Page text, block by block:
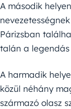
A második
Párizsban
talán a legendás
A harmadik
közül néhány
származó olasz